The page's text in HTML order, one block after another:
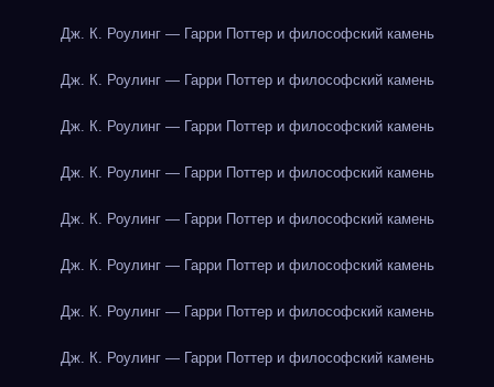
Дж. К. Роулинг — Гарри Поттер и философский камень
Дж. К. Роулинг — Гарри Поттер и философский камень
Дж. К. Роулинг — Гарри Поттер и философский камень
Дж. К. Роулинг — Гарри Поттер и философский камень
Дж. К. Роулинг — Гарри Поттер и философский камень
Дж. К. Роулинг — Гарри Поттер и философский камень
Дж. К. Роулинг — Гарри Поттер и философский камень
Дж. К. Роулинг — Гарри Поттер и философский камень